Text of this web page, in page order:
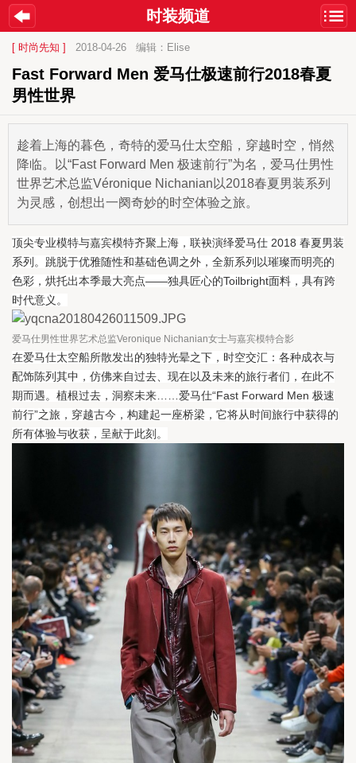
时装频道
[ 时尚先知 ] 2018-04-26 编辑：Elise
Fast Forward Men 爱马仕极速前行2018春夏
男性世界
趁着上海的暮色，奇特的爱马仕太空船，穿越时空，悄然
降临。以“Fast Forward Men 极速前行”为名，爱马仕男性
世界艺术总监Véronique Nichanian以2018春夏男装系列
为灵感，创想出一阕奇妙的时空体验之旅。
顶尖专业模特与嘉宾模特齐聚上海，联袂演绎爱马仕 2018 春夏男装
系列。跳脱于优雅随性和基础色调之外，全新系列以璀璨而明亮的
色彩，烘托出本季最大亮点——独具匠心的Toilbright面料，具有跨
时代意义。
爱马仕男性世界艺术总监Veronique Nichanian女士与嘉宾模特合影
在爱马仕太空船所散发出的独特光晕之下，时空交汇：各种成衣与
配饰陈列其中，仿佛来自过去、现在以及未来的旅行者们，在此不
期而遇。 植根过去，洞察未来……爱马仕“Fast Forward Men 极速
前行”之旅，穿越古今，构建起一座桥梁，它将从时间旅行中获得的
所有体验与收获，呈献于此刻。